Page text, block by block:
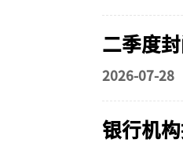
二季度
2026-07-28
银行机